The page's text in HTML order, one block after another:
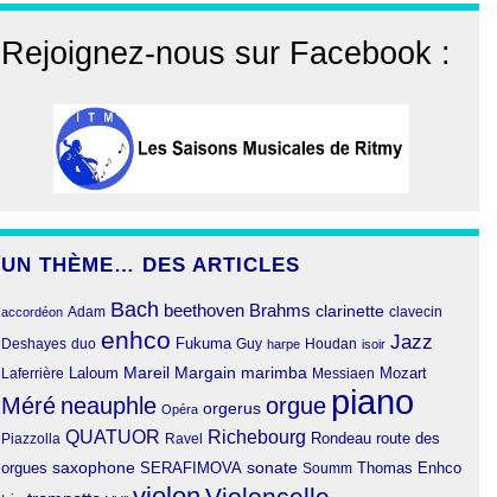
Rejoignez-nous sur Facebook :
UN THÈME… DES ARTICLES
accordéon Adam Bach beethoven Brahms clarinette clavecin
Deshayes duo enhco Fukuma Guy harpe Houdan isoir Jazz
Laferrière Laloum Mareil Margain marimba Messiaen Mozart
Méré neauphle Opéra orgerus orgue piano
Piazzolla QUATUOR Ravel Richebourg Rondeau route des
orgues saxophone SERAFIMOVA sonate Soumm Thomas Enhco